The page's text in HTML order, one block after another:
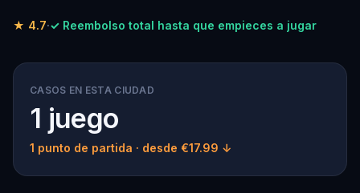
★ 4.7·✓ Reembolso total hasta que empieces a jugar
CASOS EN ESTA CIUDAD
1 juego
1 punto de partida · desde €17.99 ↓